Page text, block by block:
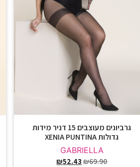
גרביונים מעוצבים 15 דניר מידות
גדולות XENIA PUNTINA
GABRIELLA
₪69.90
₪52.43